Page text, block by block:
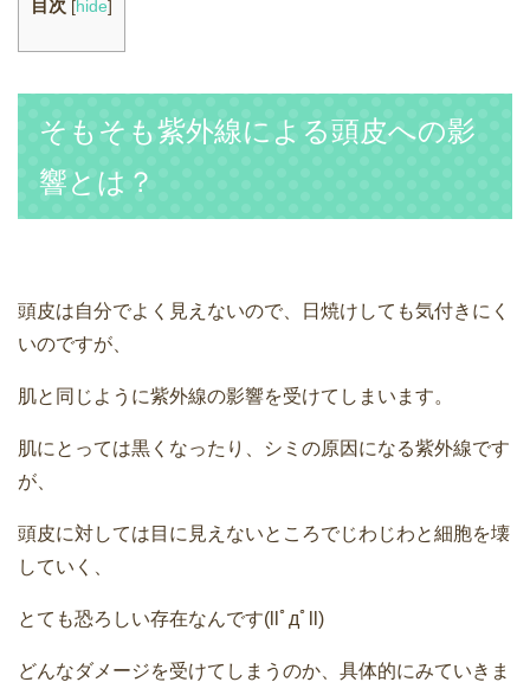
目次 [hide]
そもそも紫外線による頭皮への影
響とは？
頭皮は自分でよく見えないので、日焼けしても気付きにく
いのですが、
肌と同じように紫外線の影響を受けてしまいます。
肌にとっては黒くなったり、シミの原因になる紫外線です
が、
頭皮に対しては目に見えないところでじわじわと細胞を壊
していく、
とても恐ろしい存在なんです(llﾟдﾟll)
どんなダメージを受けてしまうのか、具体的にみていきま